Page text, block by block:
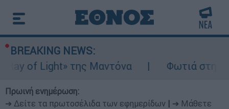
BREAKING NEWS:
of Light» της Μαντόνα
Φωτιά στη
Πρωινή ενημέρωση:
➔ Δείτε τα πρωτοσέλιδα των εφημερίδων
➔ Μάθετε